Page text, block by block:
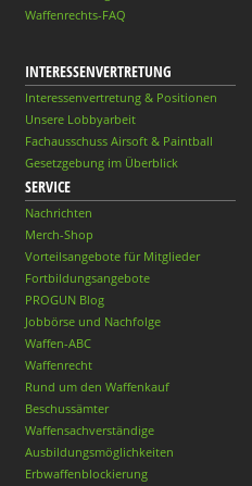
Waffenrechts-FAQ
INTERESSENVERTRETUNG
Interessenvertretung & Positionen
Unsere Lobbyarbeit
Fachausschuss Airsoft & Paintball
Gesetzgebung im Überblick
SERVICE
Nachrichten
Merch-Shop
Vorteilsangebote für Mitglieder
Fortbildungsangebote
PROGUN Blog
Jobbörse und Nachfolge
Waffen-ABC
Waffenrecht
Rund um den Waffenkauf
Beschussämter
Waffensachverständige
Ausbildungsmöglichkeiten
Erbwaffenblockierung